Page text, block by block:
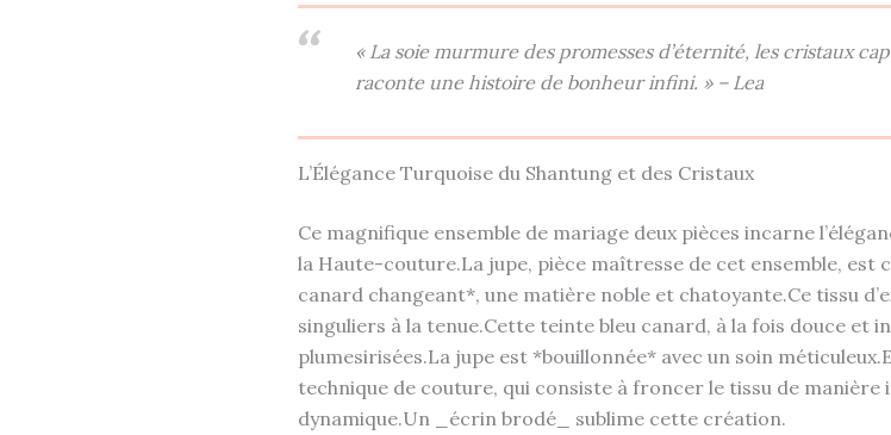
« La soie murmure des promesses d’éternité, les cristaux
raconte une histoire de bonheur infini. » – Lea
L’Élégance Turquoise du Shantung et des Cristaux
Ce magnifique ensemble de mariage deux pièces incarne
la Haute-couture.La jupe, pièce maîtresse de cet ensemble, est
canard changeant*, une matière noble et chatoyante.Ce tissu
singuliers à la tenue.Cette teinte bleu canard, à la fois douce et
plumesirisées.La jupe est *bouillonnée* avec un soin
technique de couture, qui consiste à froncer le tissu de
dynamique.Un _écrin brodé_ sublime cette création.